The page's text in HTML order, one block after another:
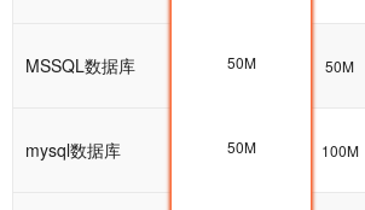
MSSQL数据库 50M 50M
mysql数据库 100M 100M
50M
50M